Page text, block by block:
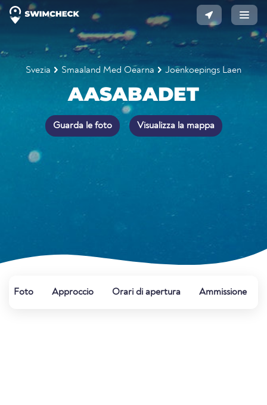
Svezia Smaaland Med Oearna Joenkoepings Laen
AASABADET
Guarda le foto Visualizza la mappa
Foto Approccio Orari di apertura Ammissione